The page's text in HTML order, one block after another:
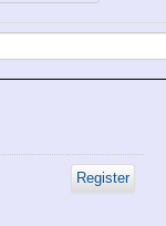
Register